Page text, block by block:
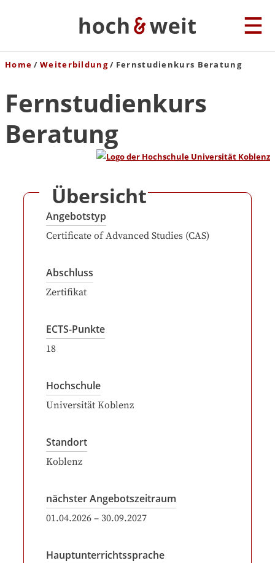
Home Weiterbildung Fernstudienkurs Beratung
Fernstudienkurs
Beratung
Übersicht
Angebotstyp
Certificate of Advanced Studies (CAS)
Abschluss
Zertifikat
ECTS-Punkte
18
Hochschule
Universität Koblenz
Standort
Koblenz
nächster Angebotszeitraum
01.04.2026 – 30.09.2027
Hauptunterrichtssprache